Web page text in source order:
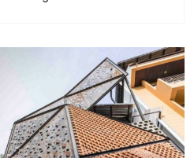
โดยพัฒนาร่วมกับหน่วยงาน
าชมเข้าใจการทำเกษตรสมัย
สามารถเข้าถึงเครื่องจักรกล
ามต้องการ มาช่วยลดต้นทุน
แรงบันดาลใจ พร้อมทั้งตอบ
ด้วย […]